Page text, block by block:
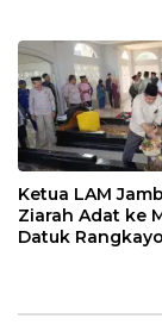
Ketua LAM
Ziarah Adat ke
Datuk